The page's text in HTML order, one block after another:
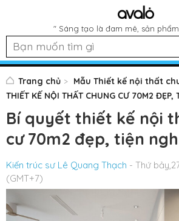
" Sáng tạo là đam mê, sản
Trang chủ Mẫu Thiết kế nội thất
THIẾT KẾ NỘI THẤT CHUNG CƯ 70M2 ĐẸP,
Bí quyết thiết kế nội
cư 70m2 đẹp, tiện
Kiến trúc sư Lê Quang Thạch - Thứ
(GMT+7)